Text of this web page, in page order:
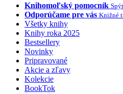
Knihomoľský pomocník
Odporúčame pre vás Knižné
Všetky knihy
Knihy roka 2025
Bestsellery
Novinky
Pripravované
Akcie a zľavy
Kolekcie
BookTok